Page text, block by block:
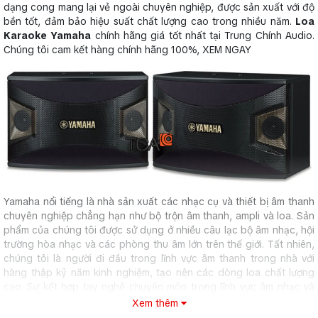
dạng cong mang lại vẻ ngoài chuyên nghiệp, được sản xuất với độ
bền tốt, đảm bảo hiệu suất chất lượng cao trong nhiều năm. Loa
Karaoke Yamaha chính hãng giá tốt nhất tại Trung Chính Audio.
Chúng tôi cam kết hàng chính hãng 100%, XEM NGAY
Yamaha nổi tiếng là nhà sản xuất các nhạc cụ và thiết bị âm thanh
chuyên nghiệp chẳng hạn như bộ trộn âm thanh, ampli và loa. Sản
phẩm của chúng tôi được sử dụng ở nhiều câu lạc bộ âm nhạc, hội
trường hòa nhạc và các phòng thu âm lớn trên thế giới. Tất nhiên,
chúng tôi là người đi đầu trong lĩnh vực âm thanh trong nhà với
hàng thập kỷ năm kinh nghiệm, tạo nên các dòng loa chất lượng
công nghệ âm thanh chính là cốt lõi mang lại dòng loa karaoke
Xem thêm